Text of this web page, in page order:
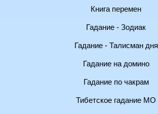
Книга перемен
Гадание - Зодиак
Гадание - Талисман дня
Гадание на домино
Гадание по чакрам
Тибетское гадание МО